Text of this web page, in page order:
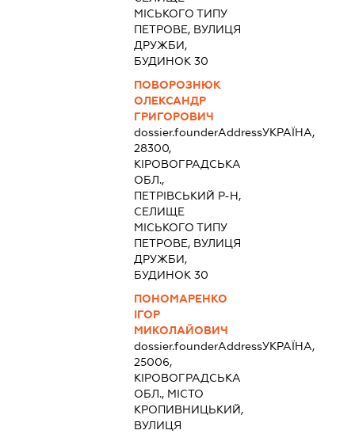
МІСЬКОГО ТИПУ
ПЕТРОВЕ, ВУЛИЦЯ
ДРУЖБИ,
БУДИНОК 30
ПОВОРОЗНЮК
ОЛЕКСАНДР
ГРИГОРОВИЧ
dossier.founderAddressУКРАЇНА,
28300,
КІРОВОГРАДСЬКА
ОБЛ.,
ПЕТРІВСЬКИЙ Р-Н,
СЕЛИЩЕ
МІСЬКОГО ТИПУ
ПЕТРОВЕ, ВУЛИЦЯ
ДРУЖБИ,
БУДИНОК 30
ПОНОМАРЕНКО
ІГОР
МИКОЛАЙОВИЧ
dossier.founderAddressУКРАЇНА,
25006,
КІРОВОГРАДСЬКА
ОБЛ., МІСТО
КРОПИВНИЦЬКИЙ,
ВУЛИЦЯ